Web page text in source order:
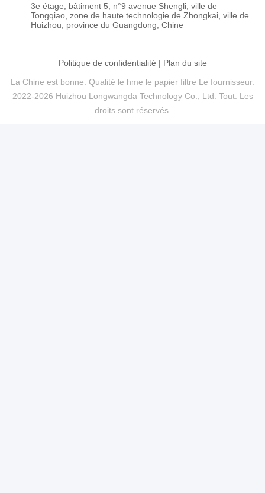
3e étage, bâtiment 5, n°9 avenue Shengli, ville de
Tongqiao, zone de haute technologie de Zhongkai, ville de
Huizhou, province du Guangdong, Chine
Politique de confidentialité | Plan du site
La Chine est bonne. Qualité le hme le papier filtre Le fournisseur.
2022-2026 Huizhou Longwangda Technology Co., Ltd. Tout. Les
droits sont réservés.